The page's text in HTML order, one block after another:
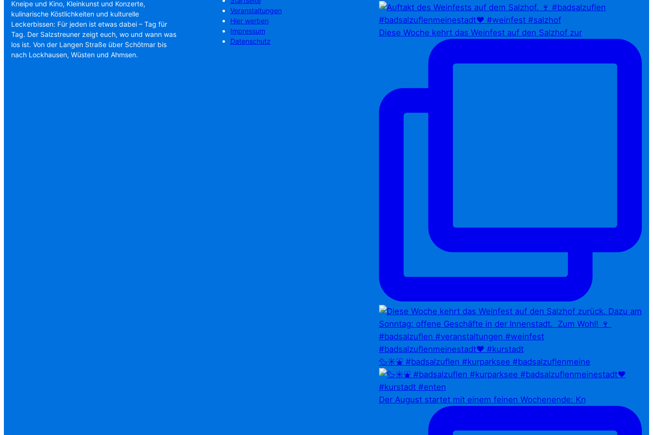
Kneipe und Kino, Kleinkunst und Konzerte,
kulinarische Köstlichkeiten und kulturelle
Leckerbissen: Für jeden ist etwas dabei – Tag für
Tag. Der Salzstreuner zeigt euch, wo und wann was
los ist. Von der Langen Straße über Schötmar bis
nach Lockhausen, Wüsten und Ahmsen.
Veranstaltungen
Hier werben
Impressum
Datenschutz
Diese Woche kehrt das Weinfest auf den Salzhof zur
🦆☀️⛲ #badsalzuflen #kurparksee #badsalzuflenmeine
Der August startet mit einem feinen Wochenende: Kn